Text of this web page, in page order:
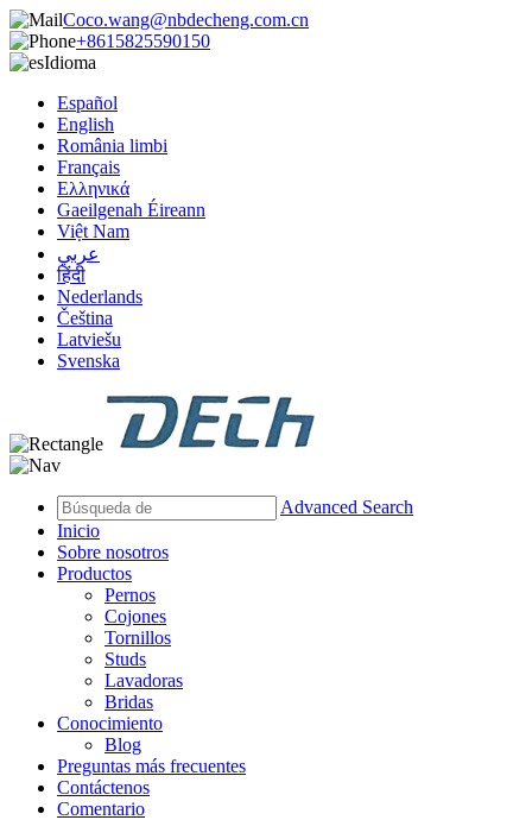
Coco.wang@nbdecheng.com.cn
+8615825590150
Idioma
Español
English
România limbi
Français
Ελληνικά
Gaeilgenah Éireann
Việt Nam
عربي
हिंदी
Nederlands
Čeština
Latviešu
Svenska
Advanced Search
Inicio
Sobre nosotros
Productos
Pernos
Cojones
Tornillos
Studs
Lavadoras
Bridas
Conocimiento
Blog
Preguntas más frecuentes
Contáctenos
Comentario